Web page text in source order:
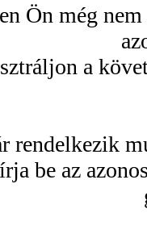
Ön még
a
rendelkezik
be az